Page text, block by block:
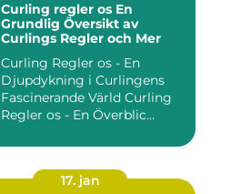
Curling regler os En
Grundlig Översikt av
Curlings Regler och Mer
Curling Regler os - En
Djupdykning i Curlingens
Fascinerande Värld Curling
Regler os - En Överblic...
17. jan